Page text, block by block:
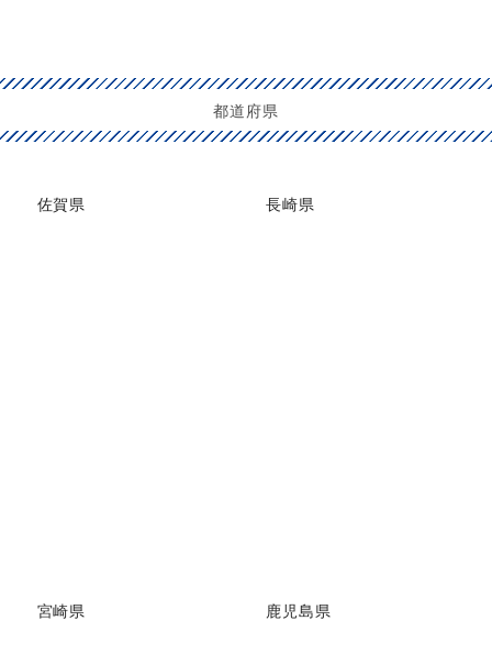
都道府県
佐賀県 長崎県
宮崎県 鹿児島県